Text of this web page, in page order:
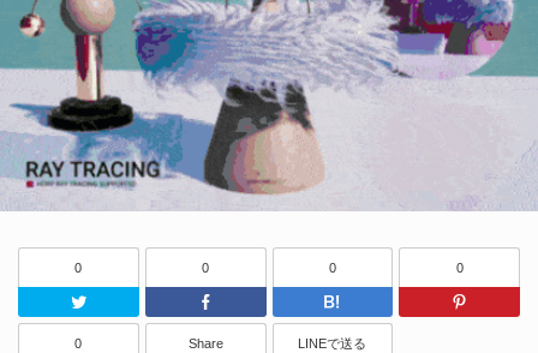
0
Twitter
0
Facebook
0
はてなブッ
0
0 Share LINEで送る